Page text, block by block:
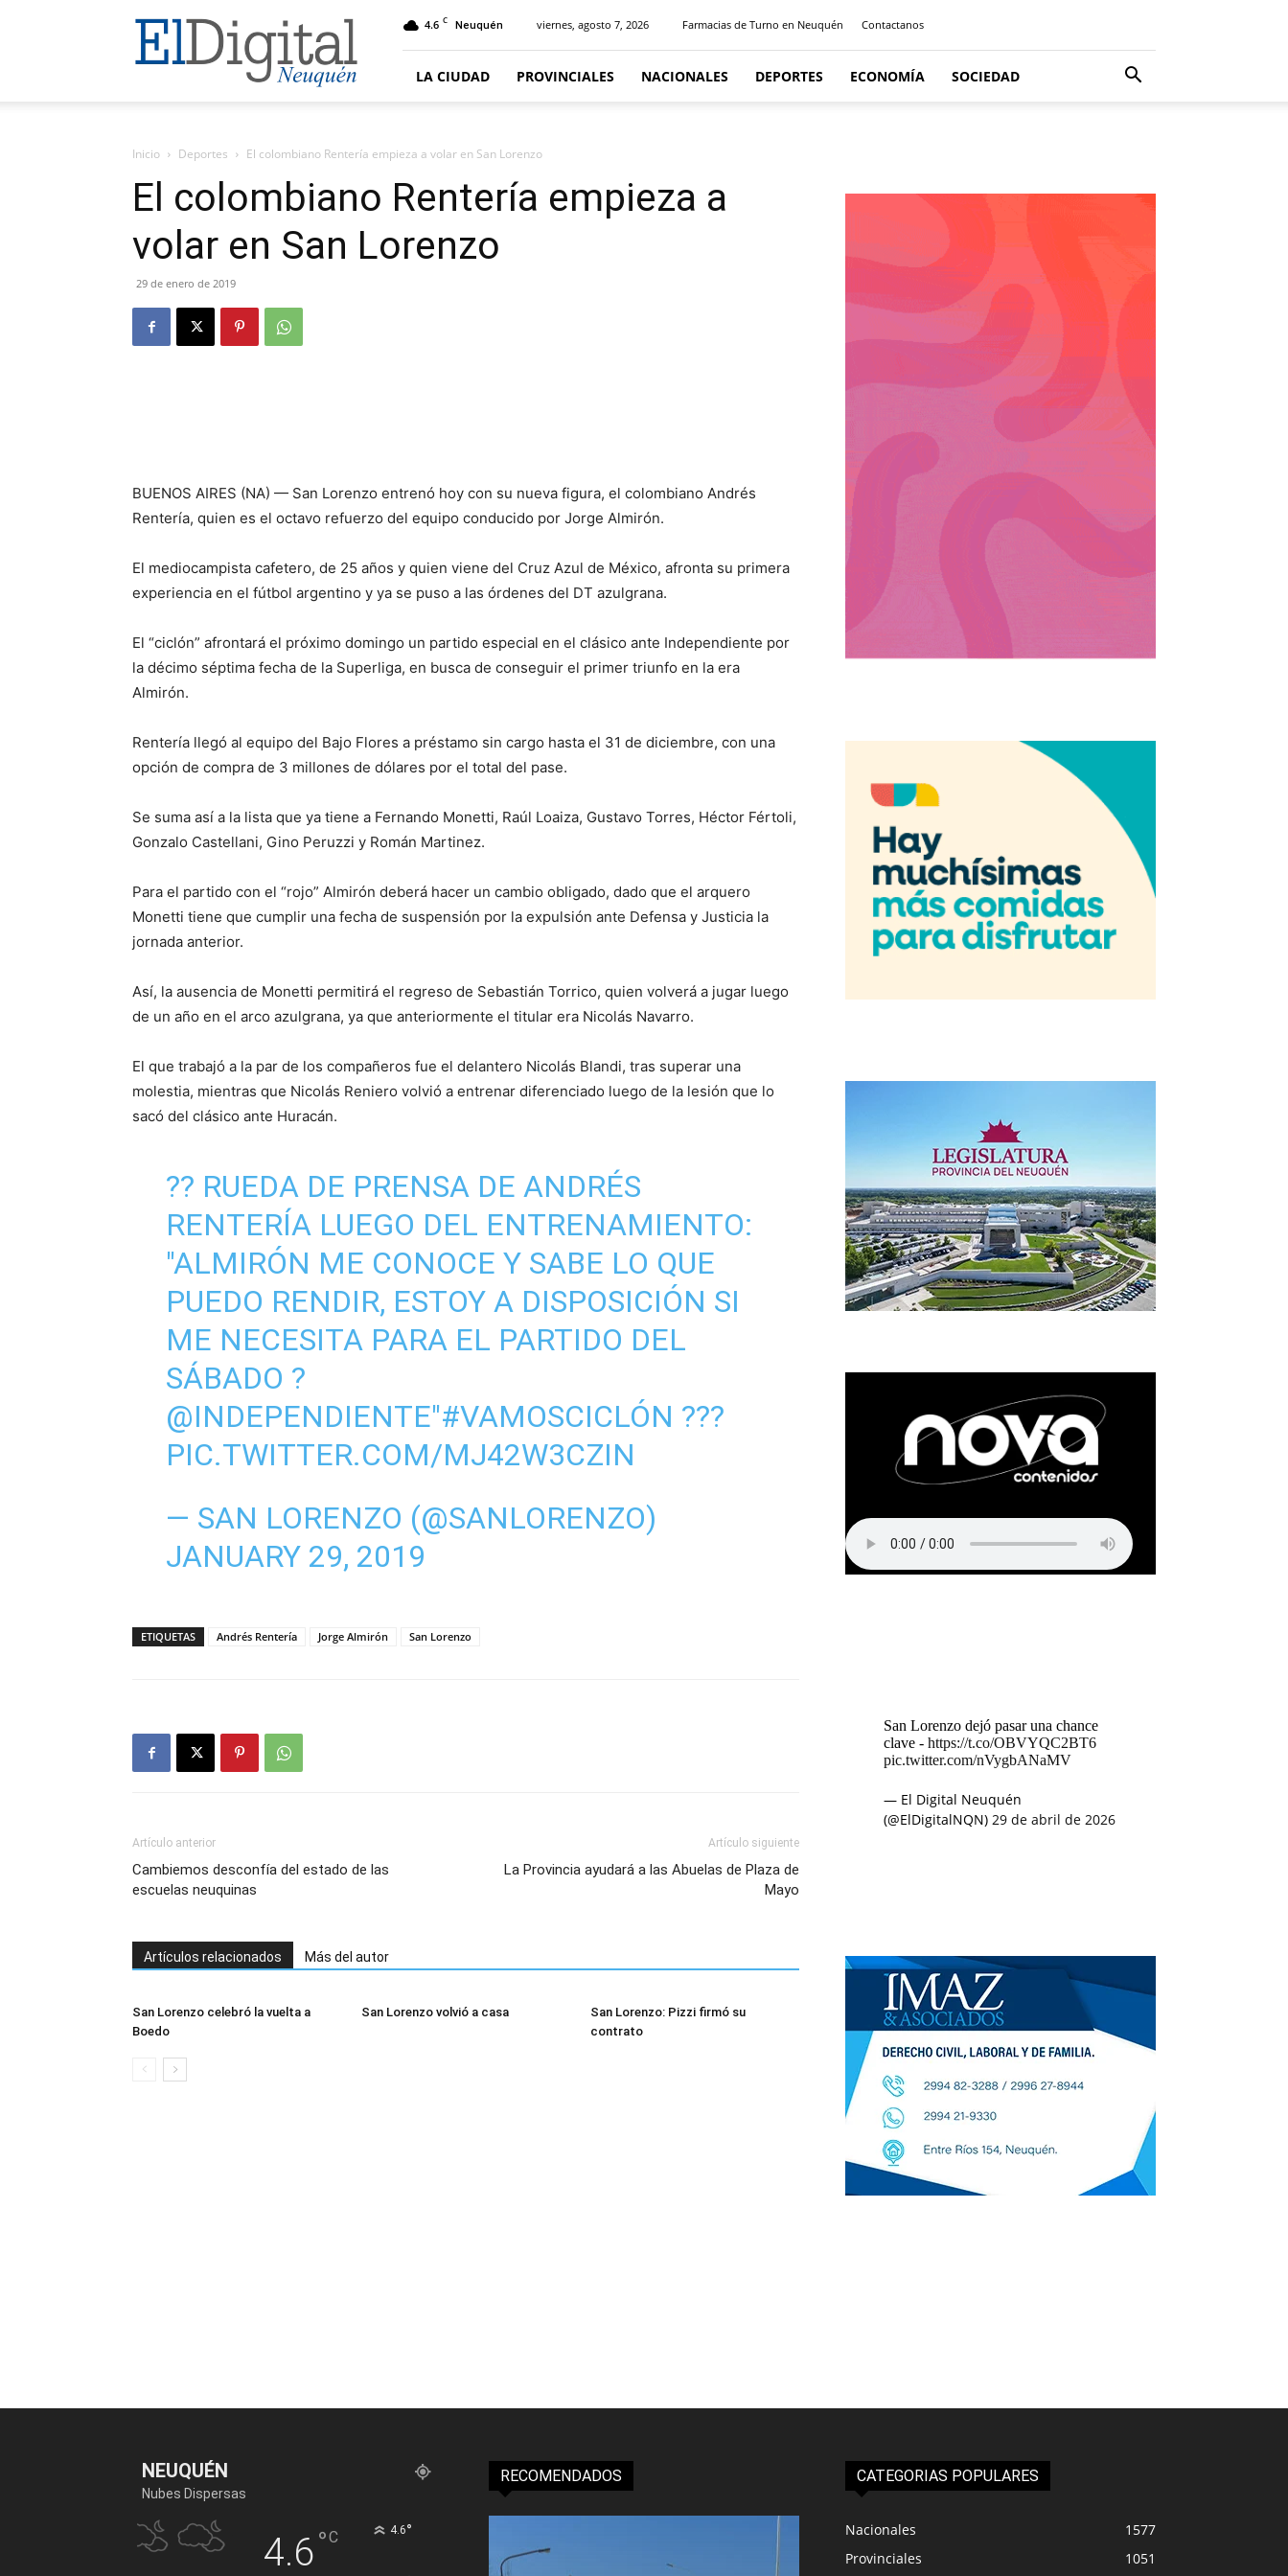
El
Digital
Neuquen
4.6 C Neuquén viernes, agosto 7, 2026 Farmacias de Turno en Neuquén Contactanos
LA CIUDAD PROVINCIALES NACIONALES DEPORTES ECONOMÍA SOCIEDAD
Inicio Deportes El colombiano Rentería empieza a volar en San Lorenzo
El colombiano Rentería empieza a
volar en San Lorenzo
29 de enero de 2019
BUENOS AIRES (NA) — San Lorenzo entrenó hoy con su nueva figura, el colombiano Andrés
Rentería, quien es el octavo refuerzo del equipo conducido por Jorge Almirón.
El mediocampista cafetero, de 25 años y quien viene del Cruz Azul de México, afronta su primera
experiencia en el fútbol argentino y ya se puso a las órdenes del DT azulgrana.
El “ciclón” afrontará el próximo domingo un partido especial en el clásico ante Independiente por
la décimo séptima fecha de la Superliga, en busca de conseguir el primer triunfo en la era
Almirón.
Rentería llegó al equipo del Bajo Flores a préstamo sin cargo hasta el 31 de diciembre, con una
opción de compra de 3 millones de dólares por el total del pase.
Se suma así a la lista que ya tiene a Fernando Monetti, Raúl Loaiza, Gustavo Torres, Héctor Fértoli,
Gonzalo Castellani, Gino Peruzzi y Román Martinez.
Para el partido con el “rojo” Almirón deberá hacer un cambio obligado, dado que el arquero
Monetti tiene que cumplir una fecha de suspensión por la expulsión ante Defensa y Justicia la
jornada anterior.
Así, la ausencia de Monetti permitirá el regreso de Sebastián Torrico, quien volverá a jugar luego
de un año en el arco azulgrana, ya que anteriormente el titular era Nicolás Navarro.
El que trabajó a la par de los compañeros fue el delantero Nicolás Blandi, tras superar una
molestia, mientras que Nicolás Reniero volvió a entrenar diferenciado luego de la lesión que lo
sacó del clásico ante Huracán.
??️ RUEDA DE PRENSA DE ANDRÉS
RENTERÍA LUEGO DEL ENTRENAMIENTO:
"ALMIRÓN ME CONOCE Y SABE LO QUE
PUEDO RENDIR, ESTOY A DISPOSICIÓN SI
ME NECESITA PARA EL PARTIDO DEL
SÁBADO ?
@INDEPENDIENTE"#VAMOSCICLÓN ???
PIC.TWITTER.COM/MJ42W3CZIN
— SAN LORENZO (@SANLORENZO)
JANUARY 29, 2019
ETIQUETAS Andrés Rentería Jorge Almirón San Lorenzo
Artículo anterior
Cambiemos desconfía del estado de las
escuelas neuquinas
Artículo siguiente
La Provincia ayudará a las Abuelas de Plaza de
Mayo
Artículos relacionados Más del autor
San Lorenzo celebró la vuelta a
Boedo
San Lorenzo volvió a casa
San Lorenzo: Pizzi firmó su
contrato
San Lorenzo dejó pasar una chance
clave - https://t.co/OBVYQC2BT6
pic.twitter.com/nVygbANaMV
— El Digital Neuquén
(@ElDigitalNQN) 29 de abril de 2026
NEUQUÉN
Nubes Dispersas
4.6°C 4.6°
RECOMENDADOS CATEGORIAS POPULARES
Nacionales
1577
Provinciales
1051